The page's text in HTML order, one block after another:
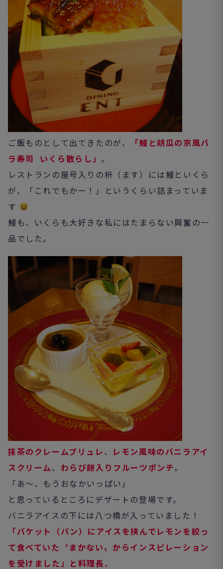
ご飯ものとして出てきたのが、
「鰻と胡瓜の京風バ
ラ寿司 いくら散らし」 。
レストランの屋号入りの枡（ます）には鰻といくら
が、「これでもかー！」というくらい詰まっていま
す
鰻も、いくらも大好きな私にはたまらない興奮の一
品でした。
抹茶のクレームブリュレ、
レモン風味のバニラアイ
スクリーム、 わらび餅入りフルーツポンチ。
「あ～、もうおなかいっぱい」
と思っているところにデザートの登場です。
バニラアイスの下には八つ橋が入っていました！
「バケット（パン）にアイスを挟んでレモンを絞っ
て食べていた〝まかない〟からインスピレーション
を受けました」と料理長。